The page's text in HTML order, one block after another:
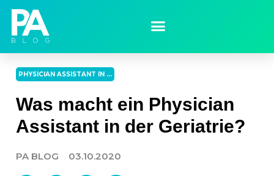
PHYSICIAN ASSISTANT IN ...
Was macht ein Physician
Assistant in der Geriatrie?
PA BLOG 03.10.2020